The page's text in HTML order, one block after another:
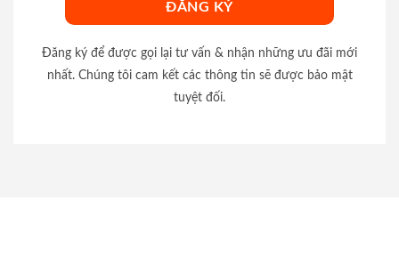
Đăng ký để được gọi lại tư vấn & nhận những ưu đãi mới
nhất. Chúng tôi cam kết các thông tin sẽ được bảo mật
tuyệt đối.